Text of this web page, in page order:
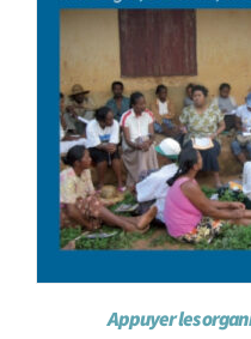
Appuyer les